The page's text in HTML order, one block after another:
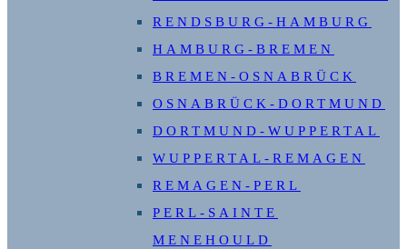
RENDSBURG-HAMBURG
HAMBURG-BREMEN
BREMEN-OSNABRÜCK
OSNABRÜCK-DORTMUND
DORTMUND-WUPPERTAL
WUPPERTAL-REMAGEN
REMAGEN-PERL
PERL-SAINTE
MENEHOULD